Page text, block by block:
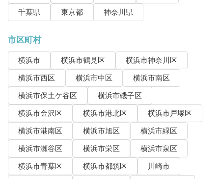
千葉県
東京都 神奈川県
市区町村
横浜市 横浜市鶴見区
横浜市神奈川区
横浜市西区
横浜市中区
横浜市南区
横浜市保土ケ谷区
横浜市磯子区
横浜市金沢区
横浜市港北区
横浜市戸塚区
横浜市港南区
横浜市旭区
横浜市緑区
横浜市瀬谷区
横浜市栄区
横浜市泉区
横浜市青葉区
横浜市都筑区
川崎市